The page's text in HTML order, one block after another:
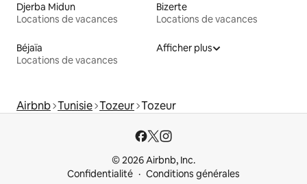
Djerba Midun
Locations de vacances
Bizerte
Locations de vacances
Béjaïa
Locations de vacances
Afficher plus
Airbnb Tunisie Tozeur Tozeur
© 2026 Airbnb, Inc.
Confidentialité
Conditions générales